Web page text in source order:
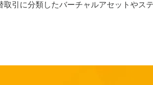
引に分類したバーチャルアセットやス